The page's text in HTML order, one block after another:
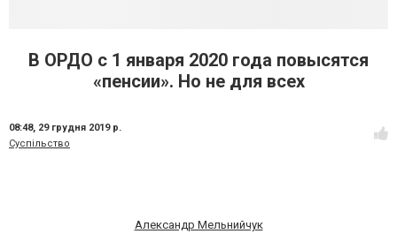
В ОРДО с 1 января 2020 года повысятся
«пенсии». Но не для всех
08:48, 29 грудня 2019 р.
Суспільство
Александр Мельнийчук